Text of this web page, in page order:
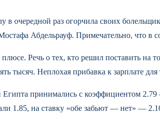
в очередной раз огорчила своих
Абдельрауф. Примечательно, что в
плюсе. Речь о тех, кто решил поставить
тысяч. Неплохая прибавка к зарплате
Египта принимались с коэффициентом
1.85, на ставку «обе забьют — нет» —